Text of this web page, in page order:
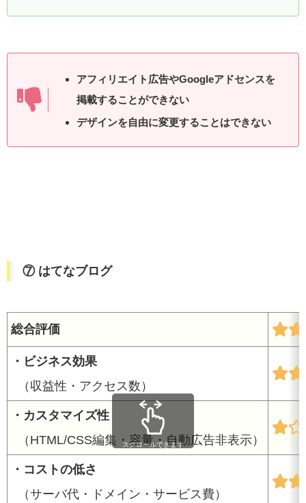
アフィリエイト広告やGoogleアドセンスを
掲載することができない
デザインを自由に変更することはできない
⑦ はてなブログ
総合評価
・ビジネス効果
（収益性・アクセス数）
・カスタマイズ性
（HTML/CSS編集・容量・自動広告非表示）
・コストの低さ
（サーバ代・ドメイン・サービス費）
スクロールできます